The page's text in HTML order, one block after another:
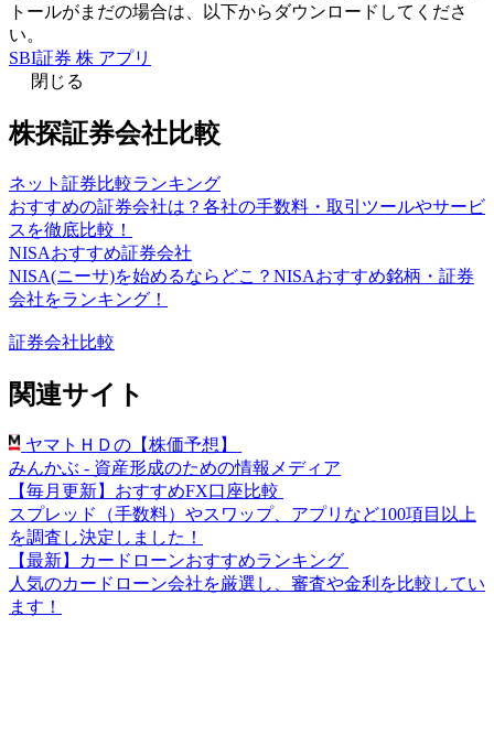
トールがまだの場合は、以下からダウンロードしてくださ
い。
SBI証券 株 アプリ
閉じる
株探証券会社比較
ネット証券比較ランキング
おすすめの証券会社は？各社の手数料・取引ツールやサービ
スを徹底比較！
NISAおすすめ証券会社
NISA(ニーサ)を始めるならどこ？NISAおすすめ銘柄・証券
会社をランキング！
証券会社比較
関連サイト
ヤマトＨＤの【株価予想】
みんかぶ - 資産形成のための情報メディア
【毎月更新】おすすめFX口座比較
スプレッド（手数料）やスワップ、アプリなど100項目以上
を調査し決定しました！
【最新】カードローンおすすめランキング
人気のカードローン会社を厳選し、審査や金利を比較してい
ます！